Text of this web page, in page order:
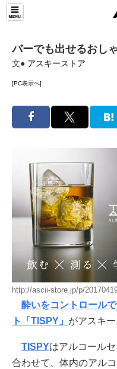
バーでも出せるおし
文● アスキーストア
[PC表示へ]
http://ascii-store.jp/p/
酔いをコントロール
ト「TISPY」 がアスキ
TISPYはアルコール
合わせて、体内のアル